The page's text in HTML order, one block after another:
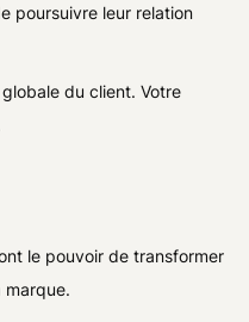
poursuivre leur relation
du client. Votre
le pouvoir de transformer
marque.